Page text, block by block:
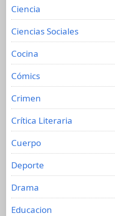
Ciencia
Ciencias Sociales
Cocina
Cómics
Crimen
Crítica Literaria
Cuerpo
Deporte
Drama
Educacion